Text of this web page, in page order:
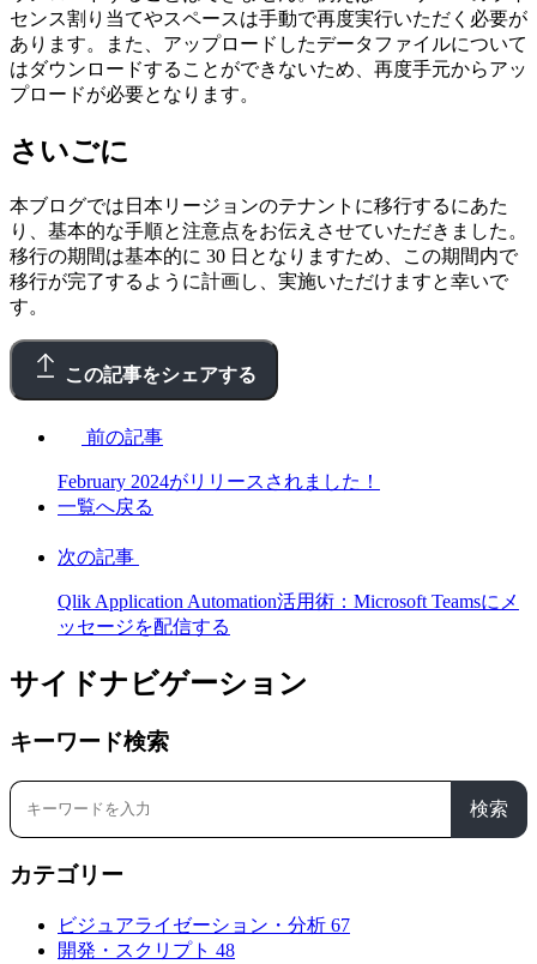
センス割り当てやスペースは手動で再度実行いただく必要が
あります。また、アップロードしたデータファイルについて
はダウンロードすることができないため、再度手元からアッ
プロードが必要となります。
さいごに
本ブログでは日本リージョンのテナントに移行するにあた
り、基本的な手順と注意点をお伝えさせていただきました。
移行の期間は基本的に 30 日となりますため、この期間内で
移行が完了するように計画し、実施いただけますと幸いで
す。
この記事をシェアする
前の記事
February 2024がリリースされました！
一覧へ戻る
次の記事
Qlik Application Automation活用術：Microsoft Teamsにメ
ッセージを配信する
サイドナビゲーション
キーワード検索
検索
カテゴリー
ビジュアライゼーション・分析 67
開発・スクリプト 48